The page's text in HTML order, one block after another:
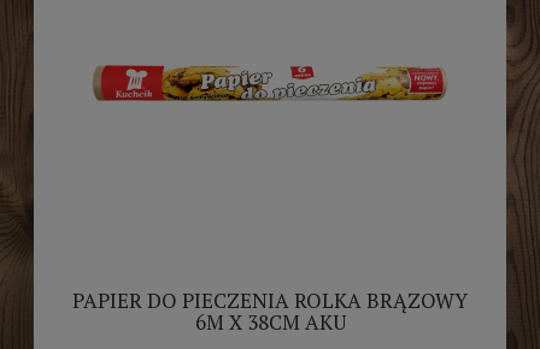
PAPIER DO PIECZENIA ROLKA BRĄZOWY
6M X 38CM AKU